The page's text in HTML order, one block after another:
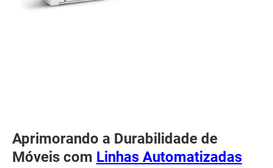
Aprimorando a Durabilidade de
Móveis com Linhas Automatizadas